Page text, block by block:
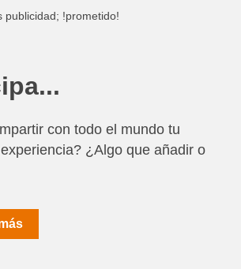
!prometido!
con todo el mundo tu
¿Algo que añadir o